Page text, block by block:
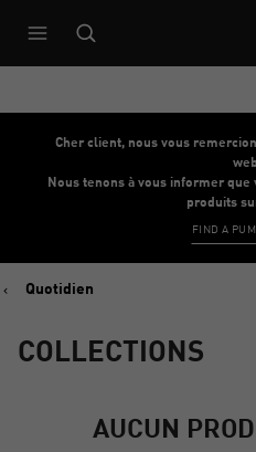
Cher client, nous vous
Nous tenons à vous informer
produits
FIND A
Quotidien
COLLECTIONS
AUCUN